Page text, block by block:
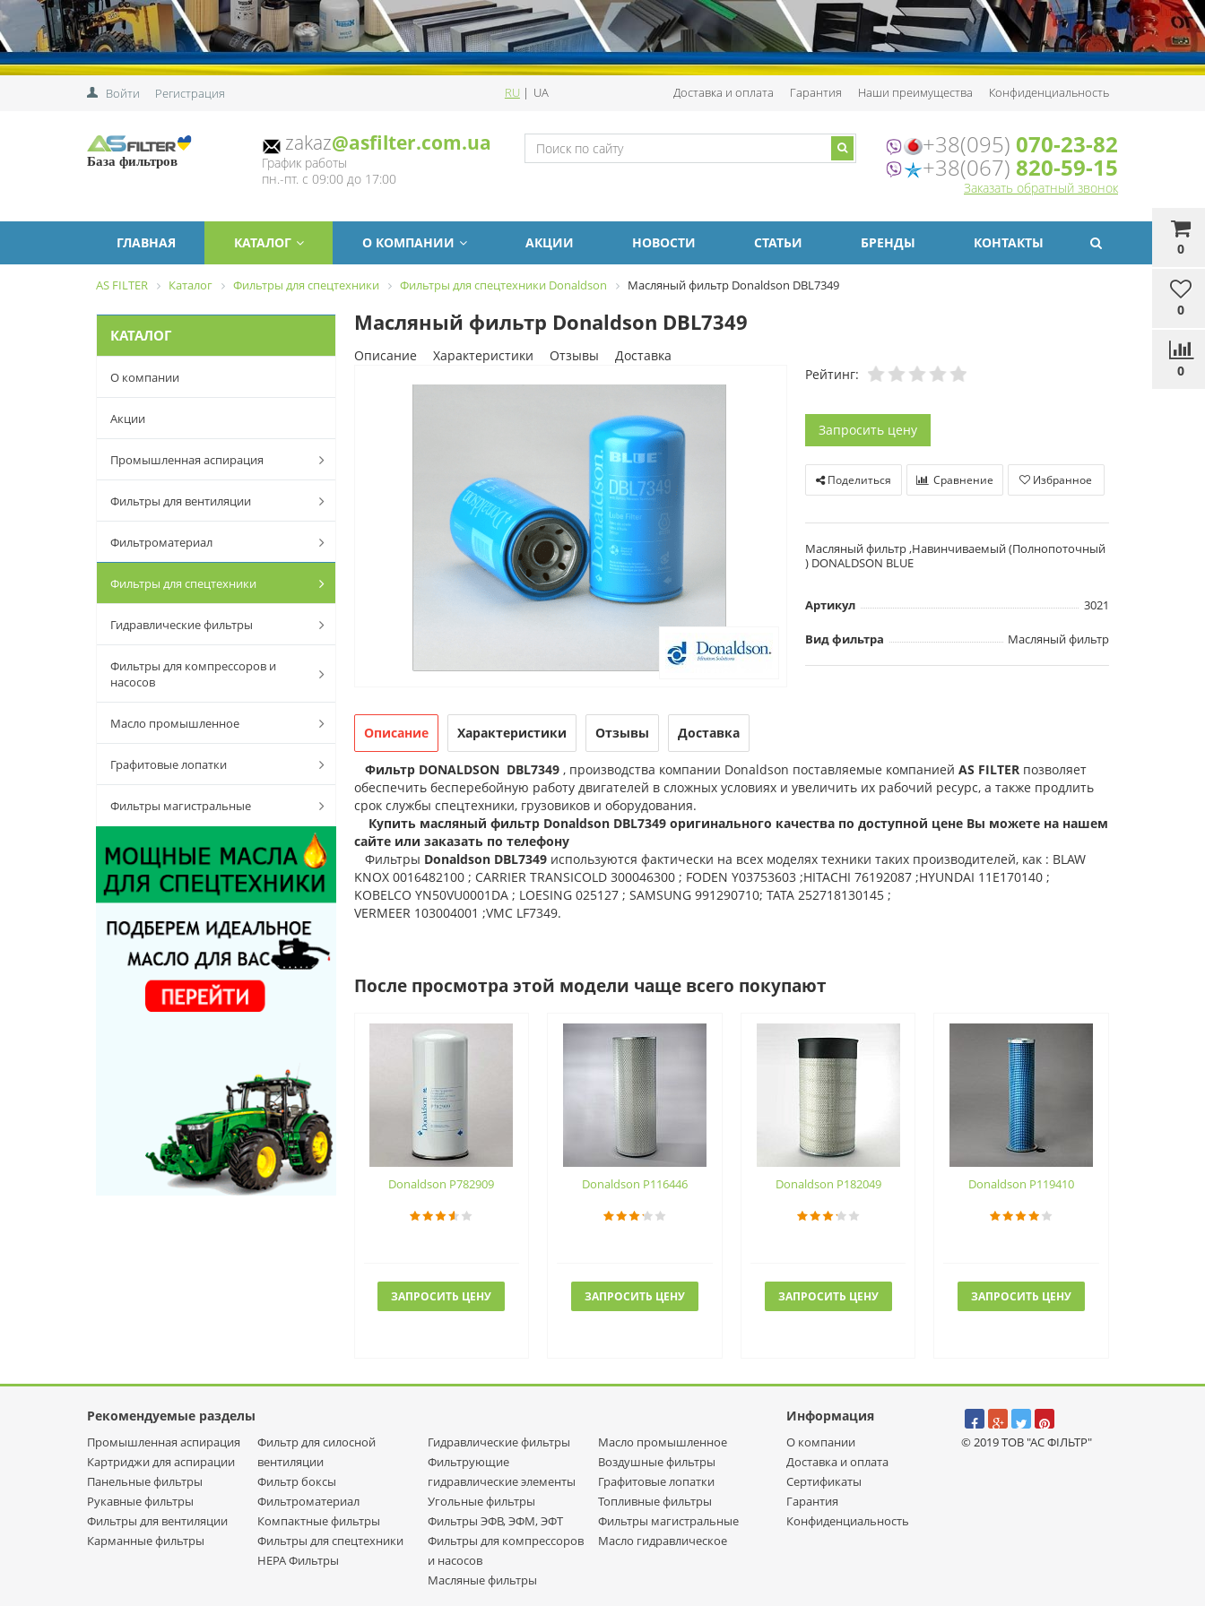
Войти Регистрация RU| UA Доставка и оплата Гарантия Наши преимущества Конфиденциальность
0
0
0
База фильтров
zakaz@asfilter.com.ua
График работы
пн.-пт. с 09:00 до 17:00
+38(095) 070-23-82
+38(067) 820-59-15
Заказать обратный звонок
ГЛАВНАЯ КАТАЛОГ О КОМПАНИИ АКЦИИ НОВОСТИ СТАТЬИ БРЕНДЫ КОНТАКТЫ
AS FILTER Каталог Фильтры для спецтехники Фильтры для спецтехники Donaldson Масляный фильтр Donaldson DBL7349
КАТАЛОГ
О компании
Акции
Промышленная аспирация
Фильтры для вентиляции
Фильтроматериал
Фильтры для спецтехники
Гидравлические фильтры
Фильтры для компрессоров и
насосов
Масло промышленное
Графитовые лопатки
Фильтры магистральные
Масляный фильтр Donaldson DBL7349
Описание Характеристики Отзывы
Доставка
Рейтинг:
Запросить цену
Поделиться Сравнение Избранное
Масляный фильтр ,Навинчиваемый (Полнопоточный
) DONALDSON BLUE
Артикул 3021
Вид фильтра Масляный фильтр
Описание Характеристики Отзывы Доставка
Фильтр DONALDSON DBL7349, производства компании Donaldson поставляемые компанией AS FILTERпозволяет
обеспечить бесперебойную работу двигателей в сложных условиях и увеличить их рабочий ресурс, а также продлить
срок службы спецтехники, грузовиков и оборудования.
Купить масляный фильтр Donaldson DBL7349 оригинального качества по доступной цене Вы можете на нашем
сайте или заказать по телефону
Фильтры Donaldson DBL7349используются фактически на всех моделях техники таких производителей, как : BLAW
KNOX 0016482100 ; CARRIER TRANSICOLD 300046300 ; FODEN Y03753603 ;HITACHI 76192087 ;HYUNDAI 11E170140 ;
KOBELCO YN50VU0001DA ; LOESING 025127 ; SAMSUNG 991290710; TATA 252718130145 ;
VERMEER 103004001 ;VMC LF7349.
После просмотра этой модели чаще всего покупают
Donaldson P782909
ЗАПРОСИТЬ ЦЕНУ
Donaldson P116446
ЗАПРОСИТЬ ЦЕНУ
Donaldson P182049
ЗАПРОСИТЬ ЦЕНУ
Donaldson P119410
ЗАПРОСИТЬ ЦЕНУ
Рекомендуемые разделы Информация
Промышленная аспирация
Картриджи для аспирации
Панельные фильтры
Рукавные фильтры
Фильтры для вентиляции
Карманные фильтры
Фильтр для силосной
вентиляции
Фильтр боксы
Фильтроматериал
Компактные фильтры
Фильтры для спецтехники
НЕРА Фильтры
Гидравлические фильтры
Фильтрующие
гидравлические элементы
Угольные фильтры
Фильтры ЭФВ, ЭФМ, ЭФТ
Фильтры для компрессоров
и насосов
Масляные фильтры
Масло промышленное
Воздушные фильтры
Графитовые лопатки
Топливные фильтры
Фильтры магистральные
Масло гидравлическое
О компании
Доставка и оплата
Сертификаты
Гарантия
Конфиденциальность
© 2019 ТОВ "АС ФІЛЬТР"